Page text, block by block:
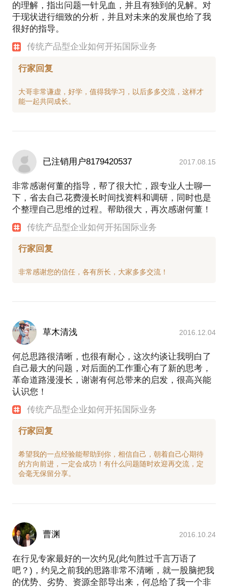
的理解，指出问题一针见血，并且有独到的见解。对
于现状进行细致的分析，并且对未来的发展也给了我
很好的指导。
传统产品型企业如何开拓国际业务
行家回复
大哥非常谦虚，好学，值得我学习，以后多多交流，这样才
已注销用户8179420537 2017.08.15
非常感谢何董的指导，帮了很大忙，跟专业人士聊一
下，省去自己花费漫长时间找资料和调研，同时也是
个整理自己思维的过程。帮助很大，再次感谢何董！
传统产品型企业如何开拓国际业务
行家回复
草木清浅 2016.12.04
何总思路很清晰，也很有耐心，这次约谈让我明白了
自己最大的问题，对后面的工作重心有了新的思考，
革命道路漫漫长，谢谢有何总带来的启发，很高兴能
认识您！
传统产品型企业如何开拓国际业务
行家回复
希望我的一点经验能帮助到你，相信自己，朝着自己心期待
的方向前进，一定会成功！有什么问题随时欢迎再交流，定
曹渊 2016.10.24
在行见专家最好的一次约见(此句胜过千言万语了
吧？)，约见之前我的思路非常不清晰，就一股脑把我
的优势、劣势、资源全部导出来，何总给了我一个非